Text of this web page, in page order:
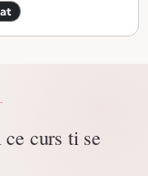
ce curs ti se